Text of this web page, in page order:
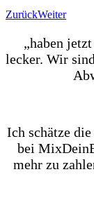
ZurückWeiter
„haben
lecker. Wir
Ich schätze
bei
mehr zu